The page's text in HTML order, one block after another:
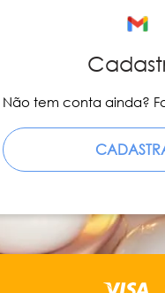
Não tem conta ainda?